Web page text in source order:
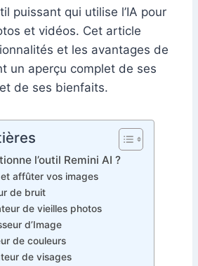
puissant qui utilise l’IA pour
et vidéos. Cet article
et les avantages de
un aperçu complet de ses
de ses bienfaits.
l’outil Remini AI ?
affûter vos images
de bruit
de vieilles photos
d’Image
de couleurs
de visages